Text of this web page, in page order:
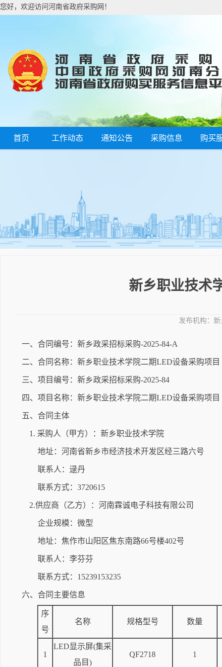
您好，欢迎访问河南省政府采购网！
首页 工作动态 通知公告 采购信息 购买
新乡职业技术
发布机构： 新
一、合同编号：新乡政采招标采购-2025-84-A
二、合同名称：新乡职业技术学院二期LED设备采购项目
三、项目编号：新乡政采招标采购-2025-84
四、项目名称：新乡职业技术学院二期LED设备采购项目
五、合同主体
1. 采购人（甲方）：新乡职业技术学院
地址：河南省新乡市经济技术开发区经三路六号
联系人：逯丹
联系方式：3720615
2.供应商（乙方）：河南霖诚电子科技有限公司
企业规模：微型
地址：焦作市山阳区焦东南路66号楼402号
联系人：李芬芬
联系方式：15239153235
六、合同主要信息
序
号
名称 规格型号 数量
1
LED显示屏(集采
品目)
QF2718 1